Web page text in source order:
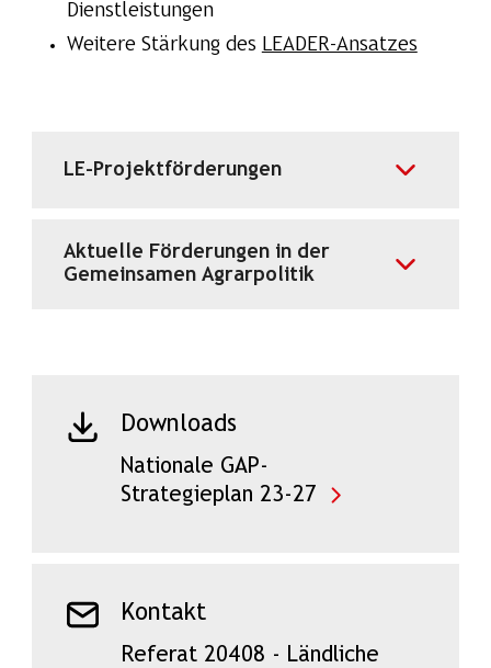
Dienstleistungen
Weitere Stärkung des LEADER-Ansatzes
LE-Projektförderungen
Aktuelle Förderungen in der
Gemeinsamen Agrarpolitik
Downloads
Nationale GAP-
Strategieplan 23-27
Kontakt
Referat 20408 - Ländliche